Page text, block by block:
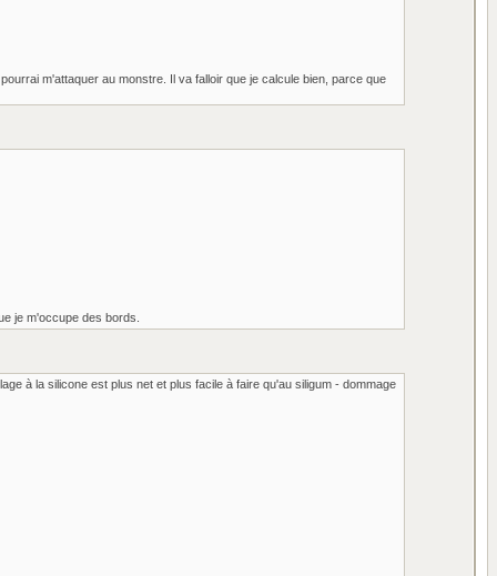
m'attaquer au monstre. Il va falloir que je calcule bien, parce que
je m'occupe des bords.
à la silicone est plus net et plus facile à faire qu'au siligum - dommage